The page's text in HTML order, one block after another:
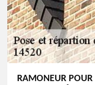
RAMONEUR POUR